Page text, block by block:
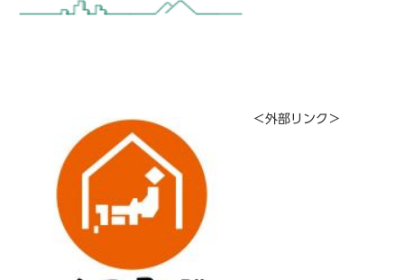
＜外部リンク＞